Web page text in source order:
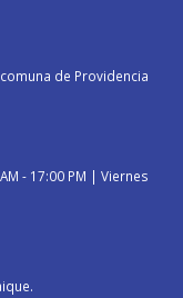
de Providencia
- 17:00 PM | Viernes